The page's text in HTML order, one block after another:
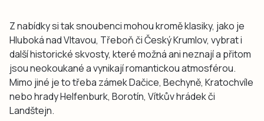
Z nabídky si tak snoubenci mohou kromě klasiky, jako je
Hluboká nad Vltavou, Třeboň či Český Krumlov, vybrat i
další historické skvosty, které možná ani neznají a přitom
jsou neokoukané a vynikají romantickou atmosférou.
Mimo jiné je to třeba zámek Dačice, Bechyně, Kratochvíle
nebo hrady Helfenburk, Borotín, Vítkův hrádek či
Landštejn.